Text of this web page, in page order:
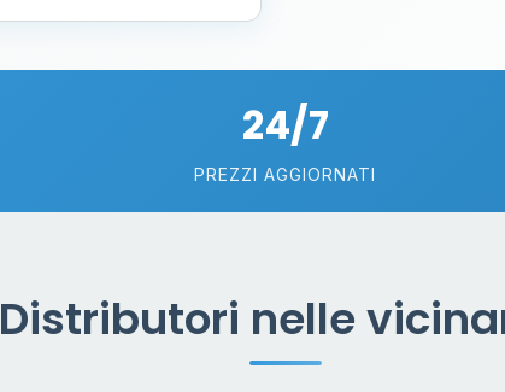
24/7
PREZZI AGGIORNATI
Distributori nelle